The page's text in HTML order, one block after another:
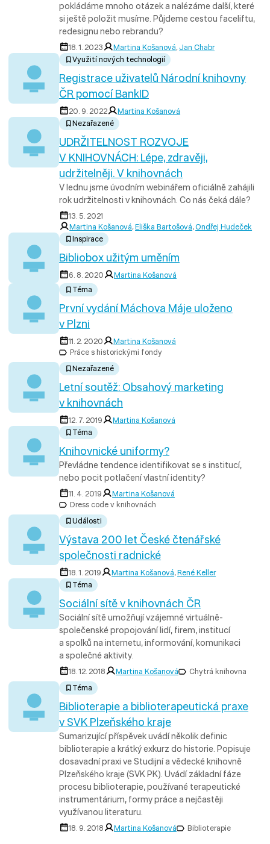
pokládáme mnoho otázek a nalézáme další, které
si ještě položit musíme. Půjdeme cestou faceliftu,
redesignu nebo rebrandu?
18. 1. 2023 Martina Košanová, Jan Chabr
Využití nových technologií
Registrace uživatelů Národní knihovny
ČR pomocí BankID
20. 9. 2022
Martina Košanová
Nezařazené
UDRŽITELNOST ROZVOJE
V KNIHOVNÁCH: Lépe, zdravěji,
udržitelněji. V knihovnách
V lednu jsme úvodním webinářem oficiálně zahájili
rok udržitelnosti v knihovnách. Co nás čeká dále?
13. 5. 2021
Martina Košanová,Eliška Bartošová,Ondřej Hudeček
Inspirace
Bibliobox užitým uměním
6. 8. 2020
Martina Košanová
Téma
První vydání Máchova Máje uloženo
v Plzni
11. 2. 2020
Martina Košanová
Práce s historickými fondy
Nezařazené
Letní soutěž: Obsahový marketing
v knihovnách
12. 7. 2019
Martina Košanová
Téma
Knihovnické uniformy?
Převládne tendence identifikovat se s institucí,
nebo pocit potlačení vlastní identity?
11. 4. 2019
Martina Košanová
Dress code v knihovnách
Události
Výstava 200 let České čtenářské
společnosti radnické
18. 1. 2019 Martina Košanová,René Keller
Téma
Sociální sítě v knihovnách ČR
Sociální sítě umožňují vzájemné virtuálně-
společenské propojování lidí, firem, institucí
a spolků na internetu, informování, komunikaci
a společné aktivity.
18. 12. 2018 Martina Košanová
Chytrá knihovna
Téma
Biblioterapie a biblioterapeutická praxe
v SVK Plzeňského kraje
Sumarizující příspěvek uvádí několik definic
biblioterapie a krátký exkurz do historie. Popisuje
dosavadní praxi ve Studijní a vědecké knihovně
Plzeňského kraje (SVK PK). Uvádí základní fáze
procesu biblioterapie, používané terapeutické
instrumentárium, formy práce a nejčastěji
využívanou literaturu.
18. 9. 2018 Martina Košanová Biblioterapie